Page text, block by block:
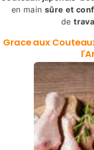
en main sûre et
de
Grace aux